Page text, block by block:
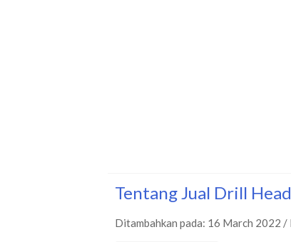
Tentang Jual Drill
Ditambahkan pada: 16 March 2022